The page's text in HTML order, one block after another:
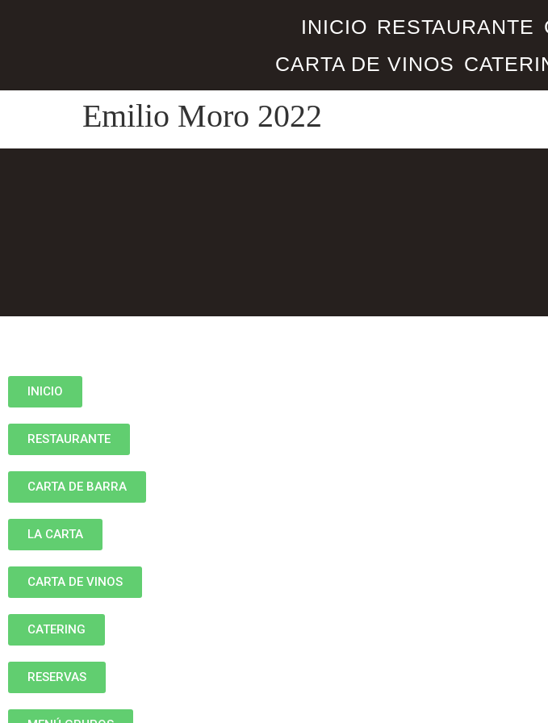
INICIO RESTAURANTE
CARTA DE VINOS
Emilio Moro 2022
INICIO
RESTAURANTE
CARTA DE BARRA
LA CARTA
CARTA DE VINOS
CATERING
RESERVAS